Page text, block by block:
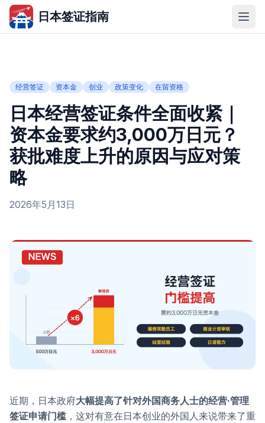
日本签证指南
经营签证 资本金 创业 政策变化 在留资格
日本经营签证条件全面收紧｜
资本金要求约3,000万日元？
获批难度上升的原因与应对策
略
2026年5月13日
近期，日本政府大幅提高了针对外国商务人士的经营·管理
签证申请门槛，这对有意在日本创业的外国人来说带来了重